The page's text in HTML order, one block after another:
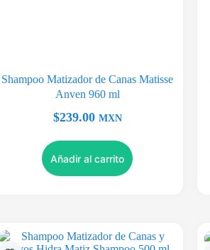
Shampoo Matizador de Canas Matisse
Anven 960 ml
$239.00 MXN
Añadir al carrito